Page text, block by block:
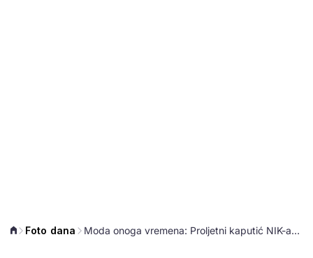
Foto dana Moda onoga vremena: Proljetni kaputić NIK-a uz kapu s petokrakom